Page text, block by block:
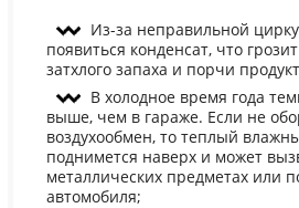
Из-за неправильной
появиться конденсат, что
затхлого запаха и порчи
В холодное время года
выше, чем в гараже. Если не
воздухообмен, то теплый
поднимется наверх и может
металлических предметах или
автомобиля;